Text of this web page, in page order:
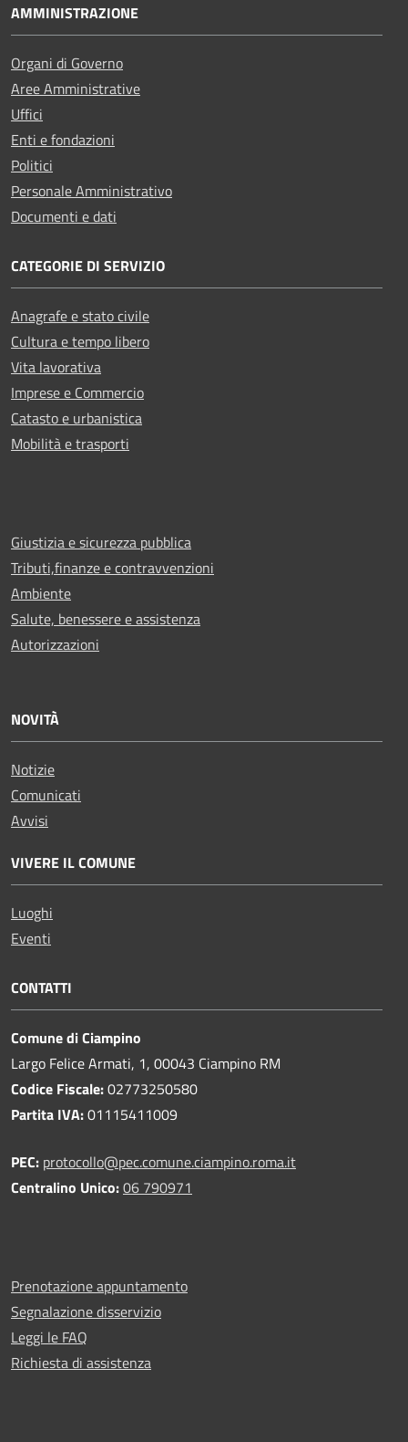
AMMINISTRAZIONE
Organi di Governo
Aree Amministrative
Uffici
Enti e fondazioni
Politici
Personale Amministrativo
Documenti e dati
CATEGORIE DI SERVIZIO
Anagrafe e stato civile
Cultura e tempo libero
Vita lavorativa
Imprese e Commercio
Catasto e urbanistica
Mobilità e trasporti
Giustizia e sicurezza pubblica
Tributi,finanze e contravvenzioni
Ambiente
Salute, benessere e assistenza
Autorizzazioni
NOVITÀ
Notizie
Comunicati
Avvisi
VIVERE IL COMUNE
Luoghi
Eventi
CONTATTI
Comune di Ciampino
Largo Felice Armati, 1, 00043 Ciampino RM
Codice Fiscale:02773250580
Partita IVA:01115411009
PEC: protocollo@pec.comune.ciampino.roma.it
Centralino Unico:06 790971
Prenotazione appuntamento
Segnalazione disservizio
Leggi le FAQ
Richiesta di assistenza